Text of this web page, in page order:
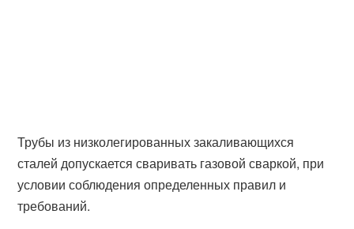
Трубы из низколегированных закаливающихся
сталей допускается сваривать газовой сваркой, при
условии соблюдения определенных правил и
требований.